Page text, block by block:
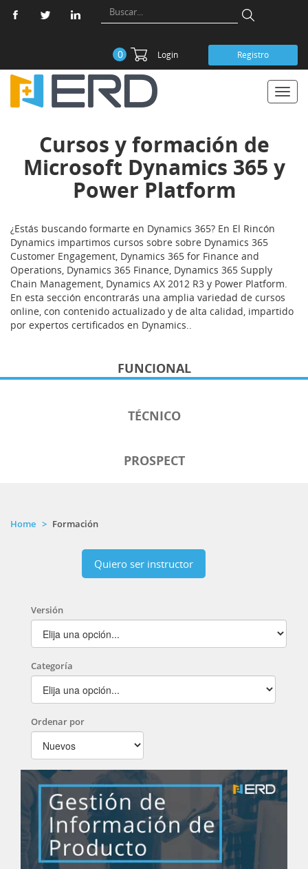
0 Login Registro
Cursos y formación de
Microsoft Dynamics 365 y
Power Platform
¿Estás buscando formarte en Dynamics 365? En El Rincón
Dynamics impartimos cursos sobre sobre Dynamics 365
Customer Engagement, Dynamics 365 for Finance and
Operations, Dynamics 365 Finance, Dynamics 365 Supply
Chain Management, Dynamics AX 2012 R3 y Power Platform.
En esta sección encontrarás una amplia variedad de cursos
online, con contenido actualizado y de alta calidad, impartido
por expertos certificados en Dynamics..
FUNCIONAL
TÉCNICO
PROSPECT
Home Formación
Quiero ser instructor
Versión
Categoría
Ordenar por